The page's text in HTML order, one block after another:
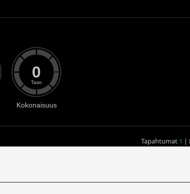
0
Taso
Kokonaisuus
Tapahtumat 1 |